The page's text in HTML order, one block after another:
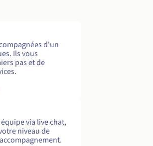
d'un
Ils vous
pas et de
via live chat,
niveau de